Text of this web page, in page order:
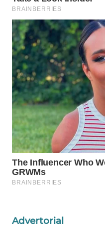
Advertorial
WAHANANEWS
ID
WAHANANEWS
CO ID
WAHANANEWS
NET
WAHANA
SPORT
WAHANA
UMKM
SELEB